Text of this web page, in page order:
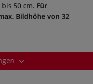
50 cm. Für
Bildhöhe von 32